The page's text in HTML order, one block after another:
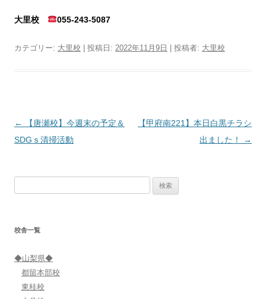
大里校 055-243-5087
カテゴリー: 大里校 | 投稿日: 2022年11月9日 投稿者: 大里校
投
稿
ン
←
【唐瀬校】今週末の予定＆
SDGｓ清掃活動
【甲府南221】本日白黒チラシ
出ました！
→
校舎一覧
◆山梨県◆
都留本部校
東桂校